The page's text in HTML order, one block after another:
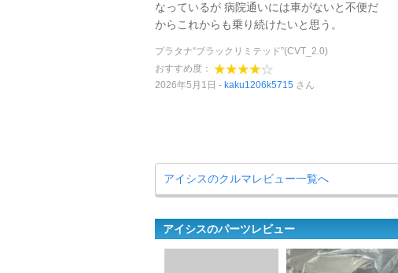
なっているが 病院通いには車がないと不便だ
からこれからも乗り続けたいと思う。
プラタナ“ブラックリミテッド”(CVT_2.0)
おすすめ度：
2026年5月1日
kaku1206k5715 さん
アイシスのクルマレビュー一覧へ
アイシスのパーツレビュー